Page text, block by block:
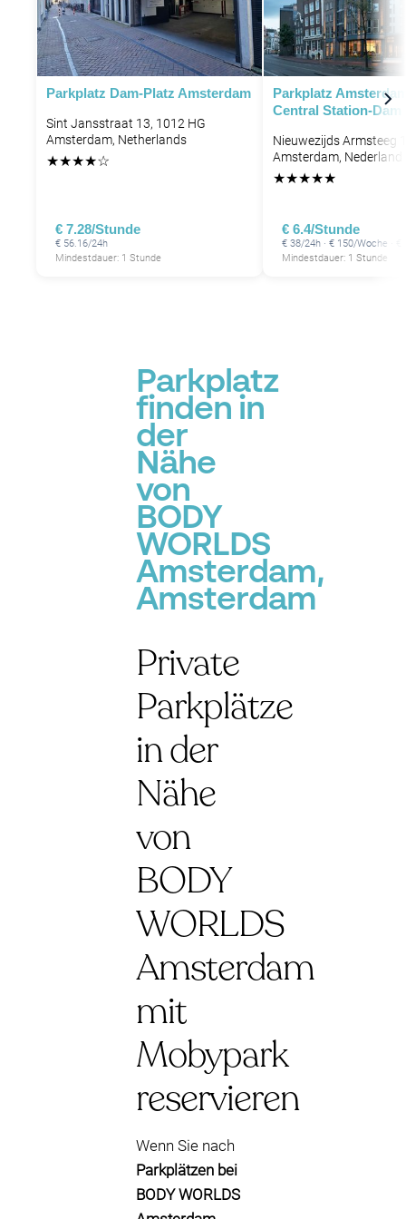
P P
P
PP
P
Parkplatz Dam-Platz Amsterdam
Sint Jansstraat 13, 1012 HG
Amsterdam, Netherlands
★★★★☆
€ 7.28/Stunde
€ 56.16/24h
Mindestdauer: 1 Stunde
Parkplatz
Central Station-Dam
Nieuwezijds Armsteeg
Amsterdam, Nederland
★★★★★
€ 6.4/Stunde
€ 38/24h · € 150/Woche ·
Mindestdauer: 1 Stunde
Parkplatz
finden in
der
Nähe
von
BODY
WORLDS
Amsterdam,
Amsterdam
Private
Parkplätze
in der
Nähe
von
BODY
WORLDS
Amsterdam
mit
Mobypark
reservieren
Wenn Sie nach
Parkplätzen bei
BODY WORLDS